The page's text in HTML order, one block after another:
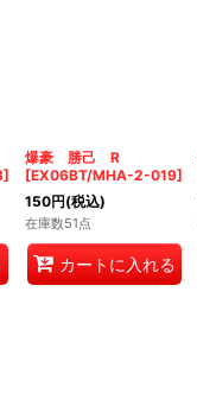
]
爆豪 勝己 R
[EX06BT/MHA-2-019]
150円(税込)
在庫数51点
カートに入れる